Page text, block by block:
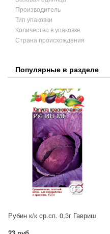
Производитель
Тип упаковки
Количество в упаковке
Страна происхождения
Популярные в разделе
Рубин к/к ср.сп. 0,3г Гавриш